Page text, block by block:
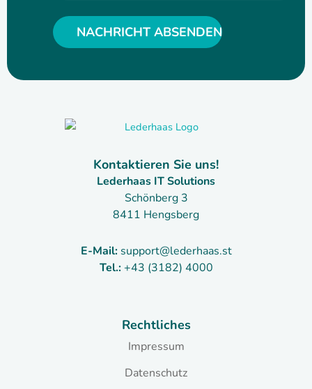
Kontaktieren Sie uns!
Lederhaas IT Solutions
Schönberg 3
8411 Hengsberg
E-Mail: support@lederhaas.st
Tel.: +43 (3182) 4000
Rechtliches
Impressum
Datenschutz